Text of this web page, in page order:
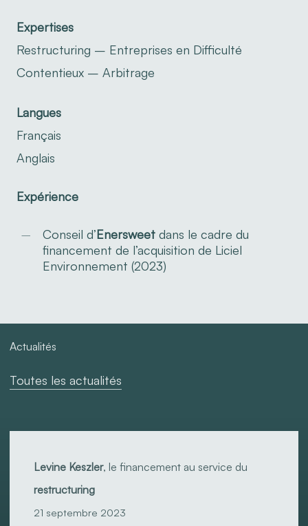
Expertises
Restructuring – Entreprises en Difficulté
Contentieux – Arbitrage
Langues
Français
Anglais
Expérience
Conseil d’Enersweetdans le cadre du
financement de l’acquisition de Liciel
Environnement (2023)
Actualités
Toutes les actualités
Keszler,
financement
Levine Keszler, le financement au service du
restructuring
21 septembre 2023